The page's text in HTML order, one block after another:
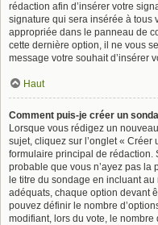
rédaction afin d’insérer votre
signature qui sera insérée à tous
appropriée dans le panneau de
cette dernière option, il ne vous
message votre souhait d’insérer
Haut
Comment puis-je créer un
Lorsque vous rédigez un
sujet, cliquez sur l’onglet «
formulaire principal de rédaction.
probable que vous n’ayez pas la
le titre du sondage en incluant
adéquats, chaque option devant
pouvez définir le nombre
modifiant, lors du vote, le